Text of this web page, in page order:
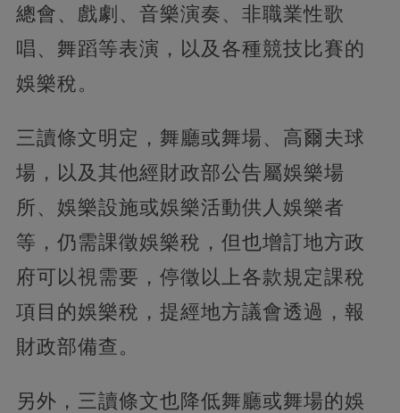
總會、戲劇、音樂演奏、非職業性歌
唱、舞蹈等表演，以及各種競技比賽的
娛樂稅。
三讀條文明定，舞廳或舞場、高爾夫球
場，以及其他經財政部公告屬娛樂場
所、娛樂設施或娛樂活動供人娛樂者
等，仍需課徵娛樂稅，但也增訂地方政
府可以視需要，停徵以上各款規定課稅
項目的娛樂稅，提經地方議會透過，報
財政部備查。
另外，三讀條文也降低舞廳或舞場的娛